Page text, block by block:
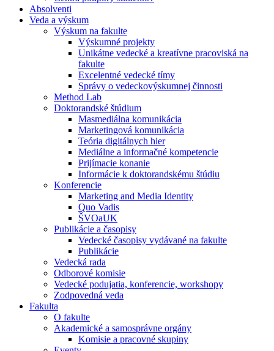
Absolventi
Veda a výskum
Výskum na fakulte
Výskumné projekty
Unikátne vedecké a kreatívne pracoviská na
fakulte
Excelentné vedecké tímy
Správy o vedeckovýskumnej činnosti
Method Lab
Doktorandské štúdium
Masmediálna komunikácia
Marketingová komunikácia
Teória digitálnych hier
Mediálne a informačné kompetencie
Prijímacie konanie
Informácie k doktorandskému štúdiu
Konferencie
Marketing and Media Identity
Quo Vadis
ŠVOaUK
Publikácie a časopisy
Vedecké časopisy vydávané na fakulte
Publikácie
Vedecká rada
Odborové komisie
Vedecké podujatia, konferencie, workshopy
Zodpovedná veda
Fakulta
O fakulte
Akademické a samosprávne orgány
Komisie a pracovné skupiny